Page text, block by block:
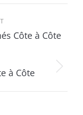
Côte à Côte
à Côte